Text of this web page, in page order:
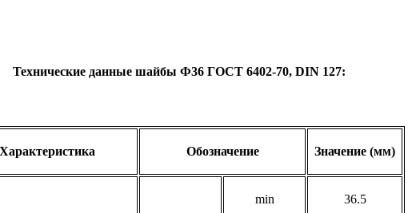
Технические данные шайбы Ф36 ГОСТ 6402-70, DIN 127:
Обозначение Значение (мм)
min 36.5